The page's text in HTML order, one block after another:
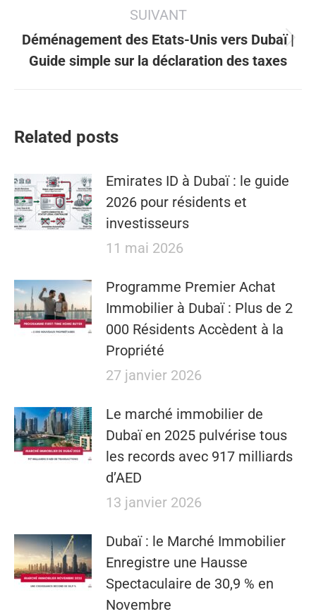
SUIVANT
Article
suivant
Déménagement des Etats-Unis vers Dubaï |
Guide simple sur la déclaration des taxes
Related posts
Emirates ID à Dubaï : le guide
2026 pour résidents et
investisseurs
11 mai 2026
​​Programme Premier Achat
Immobilier à Dubaï : Plus de 2
000 Résidents Accèdent à la
Propriété
27 janvier 2026
Le marché immobilier de
Dubaï en 2025 pulvérise tous
les records avec 917 milliards
d’AED
13 janvier 2026
Dubaï : le Marché Immobilier
Enregistre une Hausse
Spectaculaire de 30,9 % en
Novembre